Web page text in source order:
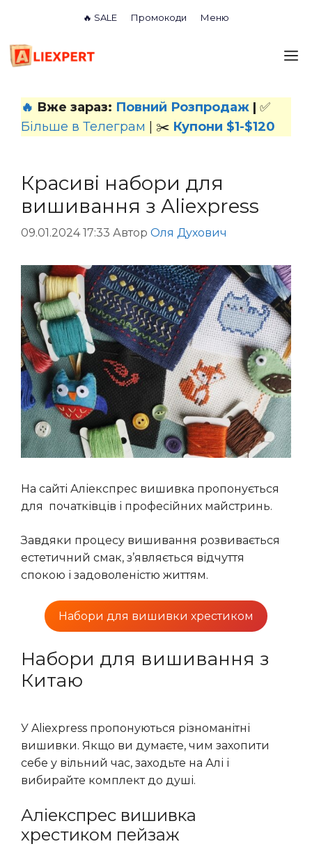
вмісту
🔥 SALE Промокоди Меню
🔥 Вже зараз: Повний Розпродаж | ✅
Більше в Телеграм
| ✂️ Купони $1-$120
Красиві набори для
вишивання з Aliexpress
09.01.2024 17:33 Автор Оля Духович
На сайті Аліекспрес вишивка пропонується
для початківців і професійних майстринь.
Завдяки процесу вишивання розвивається
естетичний смак, з’являється відчуття
спокою і задоволеністю життям.
Набори для вишивки хрестиком
Набори для вишивання з
Китаю
У Aliexpress пропонуються різноманітні
вишивки. Якщо ви думаєте, чим захопити
себе у вільний час, заходьте на Алі і
вибирайте комплект до душі.
Аліекспрес вишивка
хрестиком пейзаж